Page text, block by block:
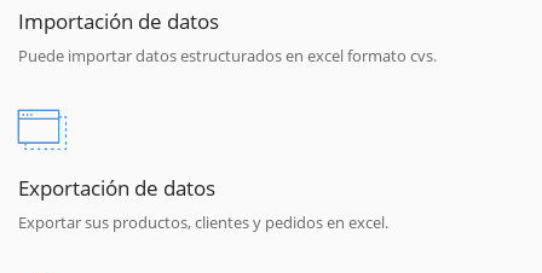
Importación de datos
Puede importar datos estructurados en excel formato cvs.
Exportación de datos
Exportar sus productos, clientes y pedidos en excel.